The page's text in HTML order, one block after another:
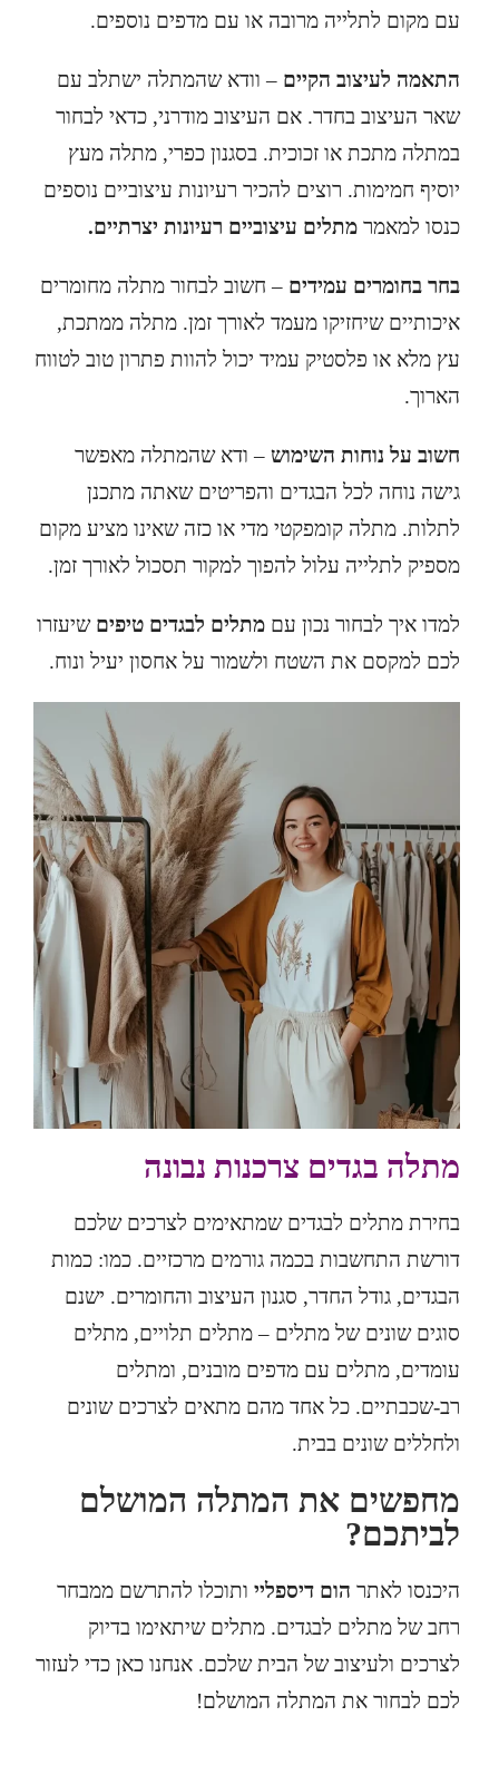
עם מקום לתלייה מרובה או עם מדפים נוספים.
התאמה לעיצוב הקיים – וודא שהמתלה ישתלב עם
שאר העיצוב בחדר. אם העיצוב מודרני, כדאי לבחור
במתלה מתכת או זכוכית. בסגנון כפרי, מתלה מעץ
יוסיף חמימות. רוצים להכיר רעיונות עיצוביים נוספים
כנסו למאמר מתלים עיצוביים רעיונות יצרתיים.
בחר בחומרים עמידים – חשוב לבחור מתלה מחומרים
איכותיים שיחזיקו מעמד לאורך זמן. מתלה ממתכת,
עץ מלא או פלסטיק עמיד יכול להוות פתרון טוב לטווח
הארוך.
חשוב על נוחות השימוש – ודא שהמתלה מאפשר
גישה נוחה לכל הבגדים והפריטים שאתה מתכנן
לתלות. מתלה קומפקטי מדי או כזה שאינו מציע מקום
מספיק לתלייה עלול להפוך למקור תסכול לאורך זמן.
למדו איך לבחור נכון עם מתלים לבגדים טיפים שיעזרו
לכם למקסם את השטח ולשמור על אחסון יעיל ונוח.
מתלה בגדים צרכנות נבונה
בחירת מתלים לבגדים שמתאימים לצרכים שלכם
דורשת התחשבות בכמה גורמים מרכזיים. כמו: כמות
הבגדים, גודל החדר, סגנון העיצוב והחומרים. ישנם
סוגים שונים של מתלים – מתלים תלויים, מתלים
עומדים, מתלים עם מדפים מובנים, ומתלים
רב-שכבתיים. כל אחד מהם מתאים לצרכים שונים
ולחללים שונים בבית.
מחפשים את המתלה המושלם
לביתכם?
היכנסו לאתר הום דיספליי ותוכלו להתרשם ממבחר
רחב של מתלים לבגדים. מתלים שיתאימו בדיוק
לצרכים ולעיצוב של הבית שלכם. אנחנו כאן כדי לעזור
לכם לבחור את המתלה המושלם!